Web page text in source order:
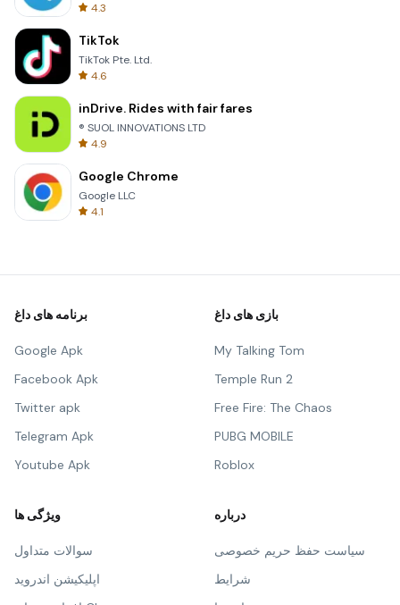
4.3
TikTok
TikTok Pte. Ltd.
4.6
inDrive. Rides with fair fares
® SUOL INNOVATIONS LTD
4.9
Google Chrome
Google LLC
4.1
برنامه های داغ
Google Apk
Facebook Apk
Twitter apk
Telegram Apk
Youtube Apk
بازی های داغ
My Talking Tom
Temple Run 2
Free Fire: The Chaos
PUBG MOBILE
Roblox
ویژگی ها
سوالات متداول
اپلیکیشن اندروید
درباره
سیاست حفظ حریم خصوصی
شرایط